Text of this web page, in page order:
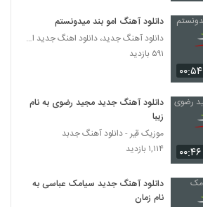
موزیک زیبای رنگ چشمات از متین معزپور
دانلود آهنگ جدید و زیبای ماکیچی با نام قانون
Rasha Ideal
۲۸۱ بازدید
Farshid Gorji Koja Boodam
۰۰:۵۴
دانلود آهنگ امو بند میدونستم
دانلود آهنگ جدید، دانلود اهنگ جدید ایرانی
۵۹۱ بازدید
۰۰:۴۶
دانلود آهنگ جدید مجید رضوی به نام
زیبا
موزیک قیر - دانلود آهنگ جدبد
۱,۱۱۴ بازدید
دانلود آهنگ جدید سیامک عباسی به
نام زمان